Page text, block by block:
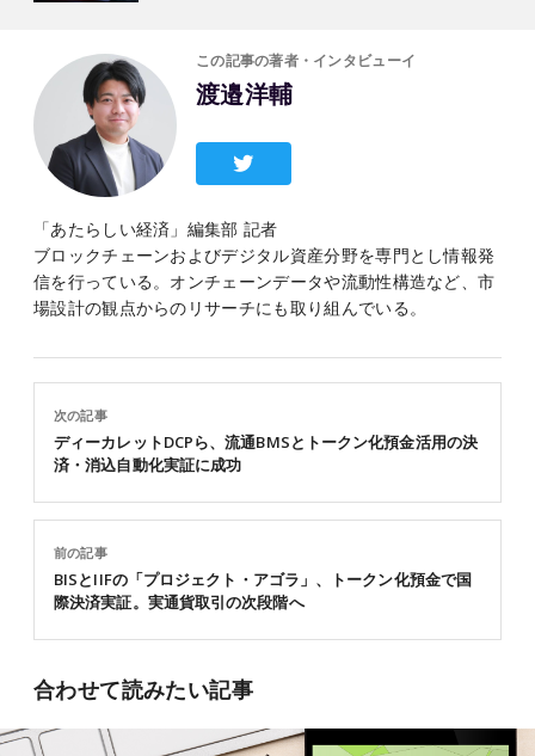
この記事の著者・インタビューイ
渡邉洋輔
「あたらしい経済」編集部 記者
ブロックチェーンおよびデジタル資産分野を専門とし情報発
信を行っている。オンチェーンデータや流動性構造など、市
場設計の観点からのリサーチにも取り組んでいる。
前の記事
BISとIIFの「プロジェクト・アゴラ」、トークン化預金で国
際決済実証。実通貨取引の次段階へ
次の記事
ディーカレットDCPら、流通BMSとトークン化預金活用の決
済・消込自動化実証に成功
合わせて読みたい記事